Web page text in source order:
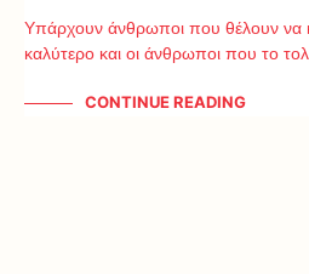
Υπάρχουν άνθρωποι που θέλουν να
καλύτερο και οι άνθρωποι που το
CONTINUE READING